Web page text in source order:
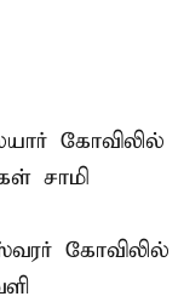
கோவிலில்
சாமி
கோவிலில்